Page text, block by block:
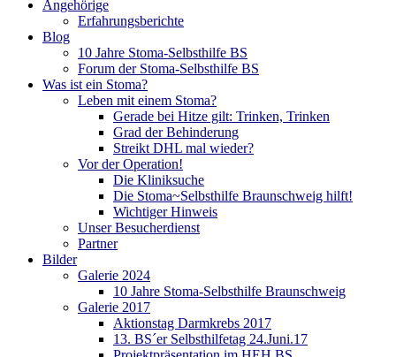
Angehörige
Erfahrungsberichte
Blog
10 Jahre Stoma-Selbsthilfe BS
Forum der Stoma-Selbsthilfe BS
Was ist ein Stoma?
Leben mit einem Stoma?
Gerade bei Hitze gilt: Trinken, Trinken
Grad der Behinderung
Streikt DHL mal wieder?
Vor der Operation!
Die Kliniksuche
Die Stoma~Selbsthilfe Braunschweig hilft!
Wichtiger Hinweis
Unser Besucherdienst
Partner
Bilder
Galerie 2024
10 Jahre Stoma-Selbsthilfe Braunschweig
Galerie 2017
Aktionstag Darmkrebs 2017
13. BS´er Selbsthilfetag 24.Juni.17